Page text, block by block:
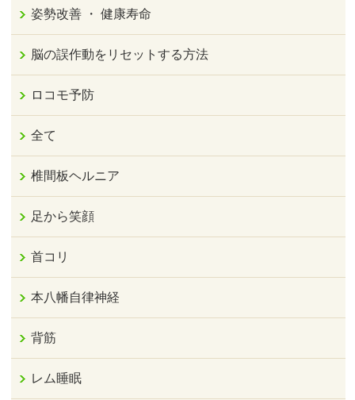
姿勢改善 ・ 健康寿命
脳の誤作動をリセットする方法
ロコモ予防
全て
椎間板ヘルニア
足から笑顔
首コリ
本八幡自律神経
背筋
レム睡眠